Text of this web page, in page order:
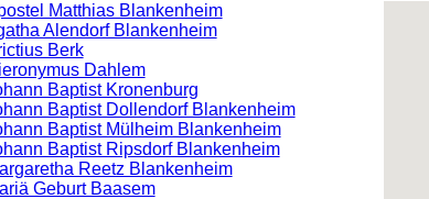
Matthias Blankenheim
Alendorf Blankenheim
Berk
Dahlem
Baptist Kronenburg
Baptist Dollendorf Blankenheim
Baptist Mülheim Blankenheim
Baptist Ripsdorf Blankenheim
Reetz Blankenheim
Geburt Baasem